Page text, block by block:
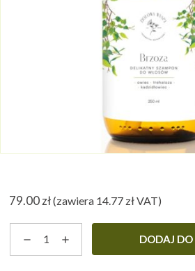
79.00zł(zawiera 14.77 złVAT)
DODAJ